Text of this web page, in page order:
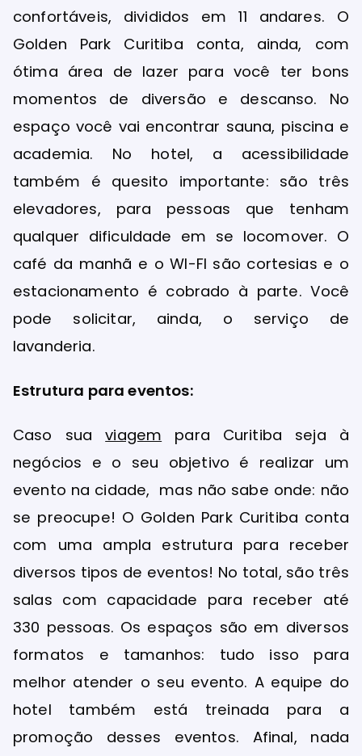
confortáveis, divididos em 11 andares. O
Golden Park Curitiba conta, ainda, com
ótima área de lazer para você ter bons
momentos de diversão e descanso. No
espaço você vai encontrar sauna, piscina e
academia. No hotel, a acessibilidade
também é quesito importante: são três
elevadores, para pessoas que tenham
qualquer dificuldade em se locomover. O
café da manhã e o WI-FI são cortesias e o
estacionamento é cobrado à parte. Você
pode solicitar, ainda, o serviço de
lavanderia.
Estrutura para eventos:
Caso suaviagem para Curitiba seja à
negócios e o seu objetivo é realizar um
evento na cidade, mas não sabe onde: não
se preocupe! O Golden Park Curitiba conta
com uma ampla estrutura para receber
diversos tipos de eventos! No total, são três
salas com capacidade para receber até
330 pessoas. Os espaços são em diversos
formatos e tamanhos: tudo isso para
melhor atender o seu evento. A equipe do
hotel também está treinada para a
promoção desses eventos. Afinal, nada